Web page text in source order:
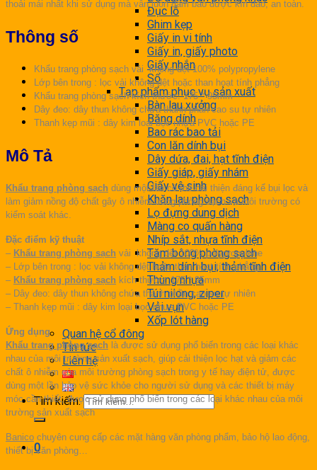
Đục lỗ
Ghim kẹp
Giấy in vi tính
Giấy in, giấy photo
Giấy nhắn
Sổ
Tạp phẩm phục vụ sản xuất
Bàn lau xưởng
Băng dính
Bao rác bao tải
Con lăn dính bụi
Dây dứa, đai, hạt tĩnh điện
Giấy giáp, giấy nhám
Giấy vệ sinh
Khăn lau phòng sạch
Lọ đựng dung dịch
Màng co quấn hàng
Nhíp sắt, nhựa tĩnh điện
Tăm bông phòng sạch
Thảm dính bụi, thảm tĩnh điện
Thùng nhựa
Túi nilong, ziper
Vải vụn
Xốp lót hàng
Quan hệ cổ đông
Tin tức
Liên hệ
Tìm kiếm:
0
thoải mái nhất khi sử dụng mà vẫn luôn đảm bảo được kín đáo, an toàn.
Thông số
Khẩu trang phòng sạch vải không dệt 100% polypropylene
Lớp bên trong : lọc vải không dệt hoặc than hoạt tính phẳng
Khẩu trang phòng sạch kích thước: 175 * 95mm
Dây đeo: dây thun không chứa thành phần cao su tự nhiên
Thanh kẹp mũi : dây kim loại bọc nhựa PVC hoặc PE
Mô Tả
Khẩu trang phòng sạch dùng một lần có thể cải thiện đáng kể bụi lọc và
làm giảm nồng độ chất gây ô nhiễm trong phòng sạch và môi trường có
kiểm soát khác.
Đặc điểm kỹ thuật
– Khẩu trang phòng sạch vải không dệt 100% polypropylene
– Lớp bên trong : lọc vải không dệt hoặc than hoạt tính phẳng
– Khẩu trang phòng sạch kích thước: 175 * 95mm
– Dây đeo: dây thun không chứa thành phần cao su tự nhiên
– Thanh kẹp mũi : dây kim loại bọc nhựa PVC hoặc PE
Ứng dụng
Khẩu trang phòng sạch là được sử dụng phổ biến trong các loại khác
nhau của môi trường sản xuất sạch, giúp cải thiện lọc hạt và giảm các
chất ô nhiễm của môi trường phòng sạch trong y tế hay điện tử, được
dùng một lần bảo vệ sức khỏe cho người sử dụng và các thiết bị máy
móc cần thiết, được sử dụng phổ biến trong các loại khác nhau của môi
trường sản xuất sạch
Banico chuyên cung cấp các mặt hàng văn phòng phẩm, bảo hộ lao động,
thiết bị văn phòng…